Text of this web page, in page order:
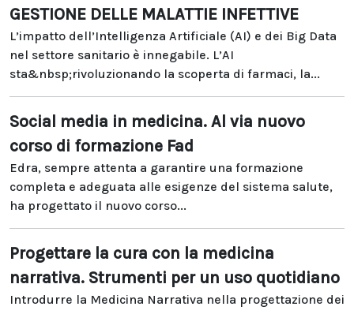
GESTIONE DELLE MALATTIE INFETTIVE
L’impatto dell’Intelligenza Artificiale (AI) e dei Big Data
nel settore sanitario è innegabile. L’AI
sta&nbsp;rivoluzionando la scoperta di farmaci, la...
Social media in medicina. Al via nuovo
corso di formazione Fad
Edra, sempre attenta a garantire una formazione
completa e adeguata alle esigenze del sistema salute,
ha progettato il nuovo corso...
Progettare la cura con la medicina
narrativa. Strumenti per un uso quotidiano
Introdurre la Medicina Narrativa nella progettazione dei